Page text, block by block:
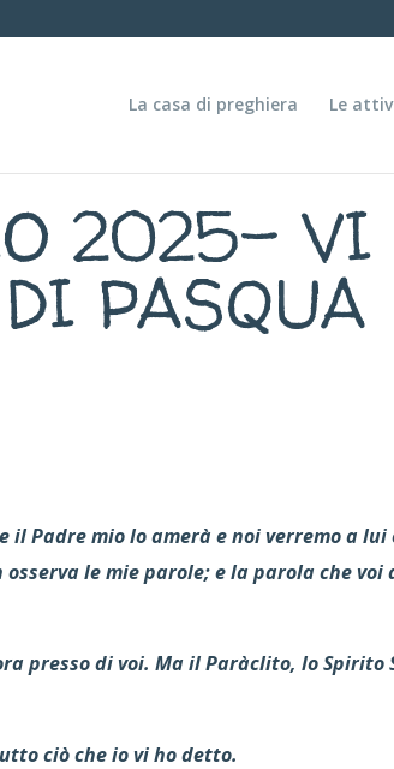
La casa di preghiera Le
2025- VI
PASQUA
il Padre mio lo amerà e noi verremo a lui
le mie parole; e la parola che voi
presso di voi. Ma il Paràclito, lo Spirito
ciò che io vi ho detto.